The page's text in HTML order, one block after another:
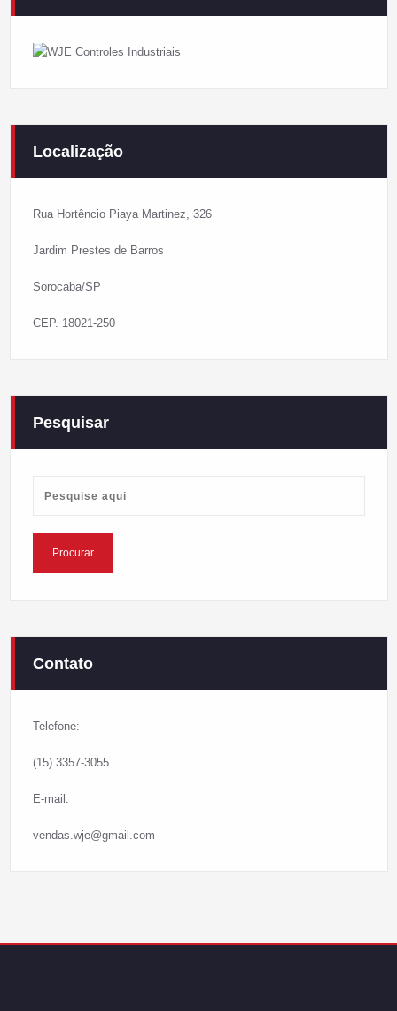
Localização
Rua Hortêncio Piaya Martinez, 326
Jardim Prestes de Barros
Sorocaba/SP
CEP. 18021-250
Pesquisar
Contato
Telefone:
(15) 3357-3055
E-mail:
vendas.wje@gmail.com